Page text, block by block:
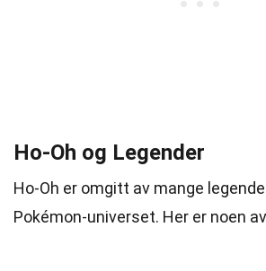
Ho-Oh og Legender
Ho-Oh er omgitt av mange
Pokémon-universet. Her er noen